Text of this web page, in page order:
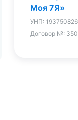
Моя 7Я»
УНП: 193750826
Договор №: